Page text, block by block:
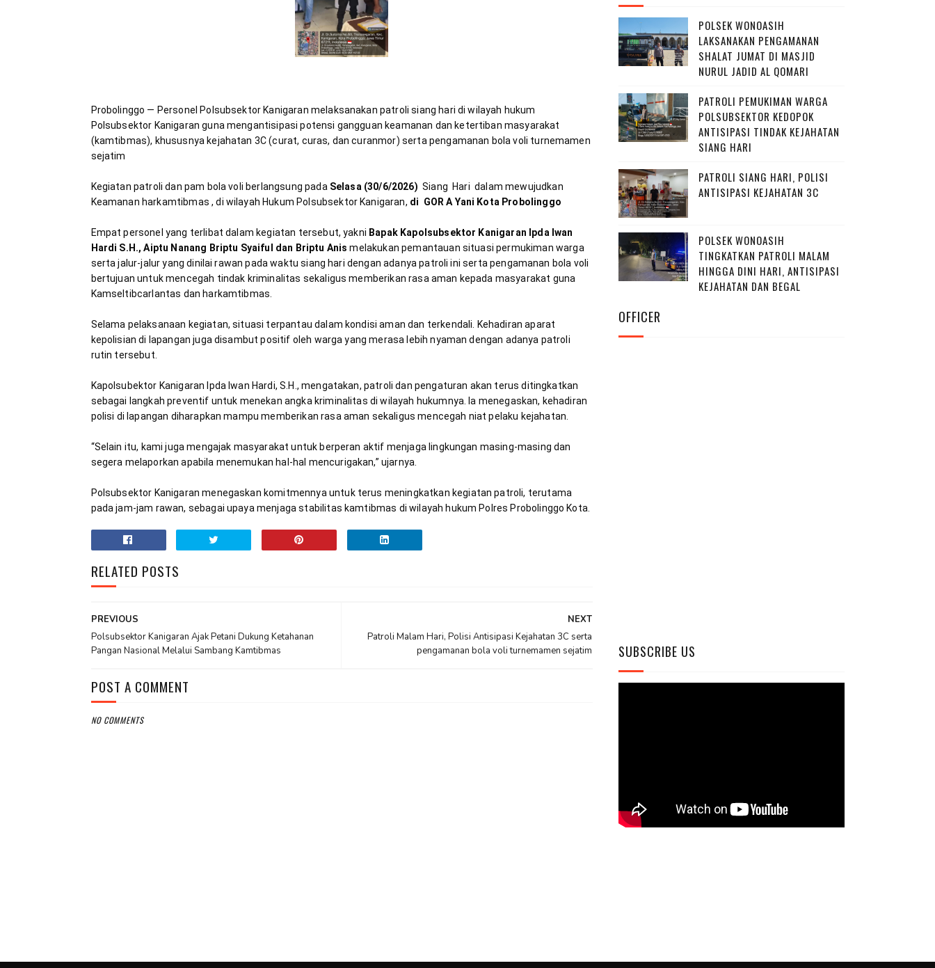
Probolinggo — Personel Polsubsektor Kanigaran melaksanakan patroli siang hari di wilayah hukum
Polsubsektor Kanigaran guna mengantisipasi potensi gangguan keamanan dan ketertiban masyarakat
(kamtibmas), khususnya kejahatan 3C (curat, curas, dan curanmor) serta pengamanan bola voli turnemamen
Kegiatan patroli dan pam bola voli berlangsung pada Selasa (30/6/2026)
  Siang  Hari  dalam mewujudkan
Keamanan harkamtibmas , di wilayah Hukum Polsubsektor Kanigaran, di  GOR A Yani Kota Probolinggo
Empat personel yang terlibat dalam kegiatan tersebut, yakni Bapak Kapolsubsektor Kanigaran Ipda Iwan
Hardi S.H., Aiptu Nanang Briptu Syaiful dan Briptu Anis melakukan pemantauan situasi permukiman warga
serta jalur-jalur yang dinilai rawan pada waktu siang hari dengan adanya patroli ini serta pengamanan bola voli
bertujuan untuk mencegah tindak kriminalitas sekaligus memberikan rasa aman kepada masyarakat guna
Selama pelaksanaan kegiatan, situasi terpantau dalam kondisi aman dan terkendali. Kehadiran aparat
kepolisian di lapangan juga disambut positif oleh warga yang merasa lebih nyaman dengan adanya patroli
Kapolsubektor Kanigaran Ipda Iwan Hardi, S.H., mengatakan, patroli dan pengaturan akan terus ditingkatkan
sebagai langkah preventif untuk menekan angka kriminalitas di wilayah hukumnya. Ia menegaskan, kehadiran
“Selain itu, kami juga mengajak masyarakat untuk berperan aktif menjaga lingkungan masing-masing dan
Polsubsektor Kanigaran menegaskan komitmennya untuk terus meningkatkan kegiatan patroli, terutama
pada jam-jam rawan, sebagai upaya menjaga stabilitas kamtibmas di wilayah hukum Polres Probolinggo Kota.
RELATED POSTS
NEXT
Patroli Malam Hari, Polisi Antisipasi Kejahatan 3C serta
pengamanan bola voli turnemamen sejatim
PREVIOUS
Polsubsektor Kanigaran Ajak Petani Dukung Ketahanan
Pangan Nasional Melalui Sambang Kamtibmas
POST A COMMENT
NO COMMENTS
POLSEK WONOASIH
LAKSANAKAN PENGAMANAN
SHALAT JUMAT DI MASJID
NURUL JADID AL QOMARI
PATROLI PEMUKIMAN WARGA
POLSUBSEKTOR KEDOPOK
ANTISIPASI TINDAK KEJAHATAN
SIANG HARI
PATROLI SIANG HARI, POLISI
ANTISIPASI KEJAHATAN 3C
POLSEK WONOASIH
TINGKATKAN PATROLI MALAM
HINGGA DINI HARI, ANTISIPASI
KEJAHATAN DAN BEGAL
OFFICER
SUBSCRIBE US